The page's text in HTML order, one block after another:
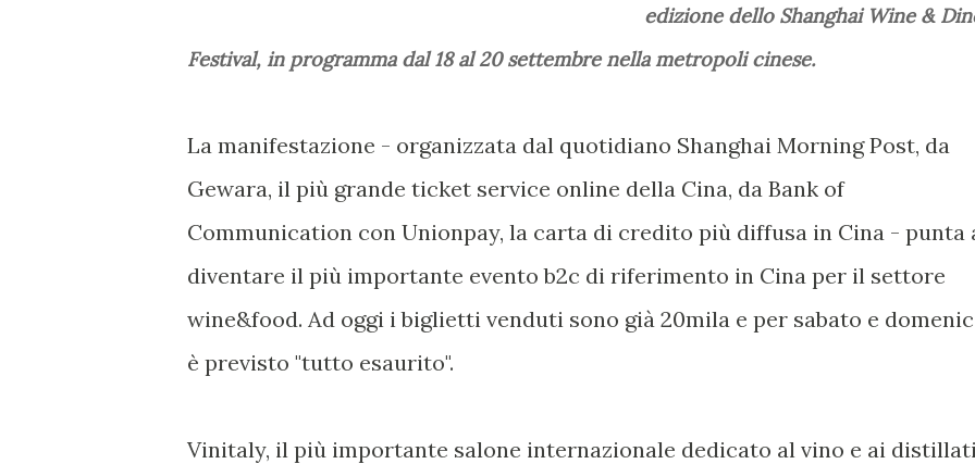
edizione dello Shanghai Wine &
Festival, in programma dal 18 al 20 settembre nella metropoli cinese.
La manifestazione - organizzata dal quotidiano Shanghai Morning Post, da
Gewara, il più grande ticket service online della Cina, da Bank of
Communication con Unionpay, la carta di credito più diffusa in Cina - punta
diventare il più importante evento b2c di riferimento in Cina per il settore
wine&food. Ad oggi i biglietti venduti sono già 20mila e per sabato e
è previsto "tutto esaurito".
Vinitaly, il più importante salone internazionale dedicato al vino e ai